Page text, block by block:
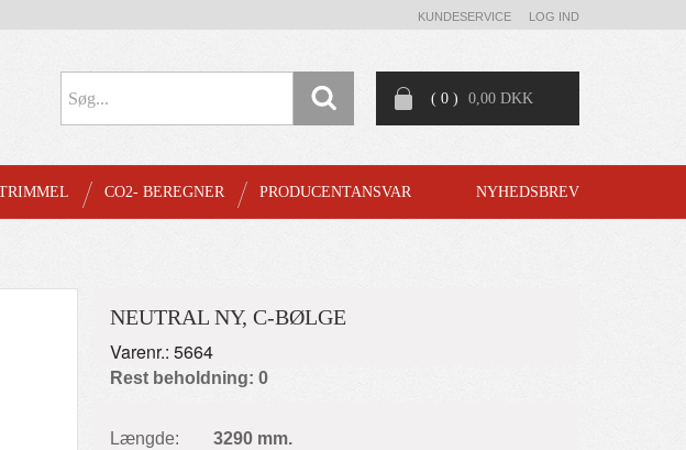
KUNDESERVICE LOG IND
( 0 ) 0,00 DKK
CO2- BEREGNER PRODUCENTANSVAR NYHEDSBREV
NEUTRAL NY, C-BØLGE
Varenr.: 5664
Rest beholdning: 0
Længde:
3290 mm.